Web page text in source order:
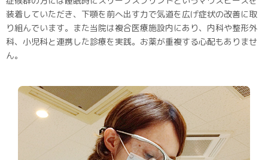
装着していただき、下顎を前へ出す力で気道を広げ症状の改善に取
り組んでいます。また当院は複合医療施設内にあり、内科や整形外
科、小児科と連携した診療を実践。お薬が重複する心配もありませ
ん。